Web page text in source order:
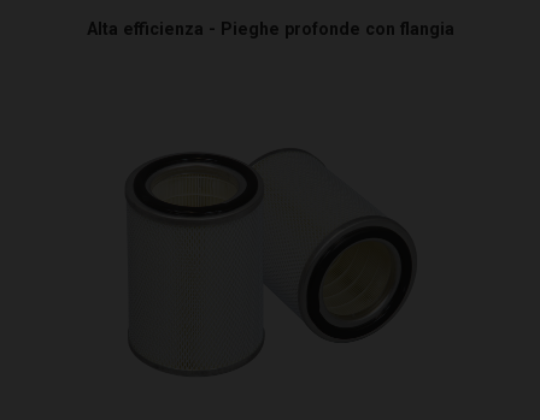
Alta efficienza - Pieghe profonde con flangia